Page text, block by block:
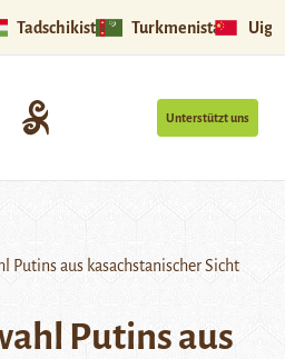
Tadschikistan Turkmenistan
Unterstützt uns
Putins aus kasachstanischer Sicht
Putins aus